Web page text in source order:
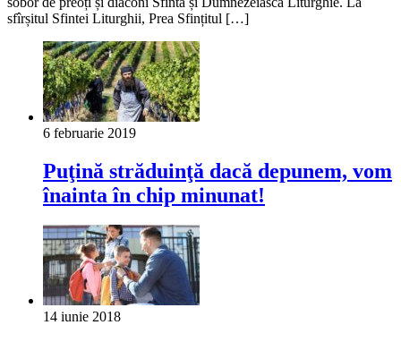
sfîrșitul Sfintei Liturghii, Prea Sfințitul […]
6 februarie 2019
Puţină stră­duinţă dacă depunem, vom
înainta în chip minunat!
14 iunie 2018